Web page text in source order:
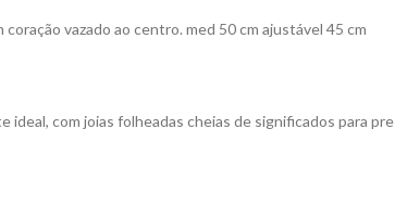
vazado ao centro. med 50 cm ajustável 45 cm
ideal, com joias folheadas cheias de significados para